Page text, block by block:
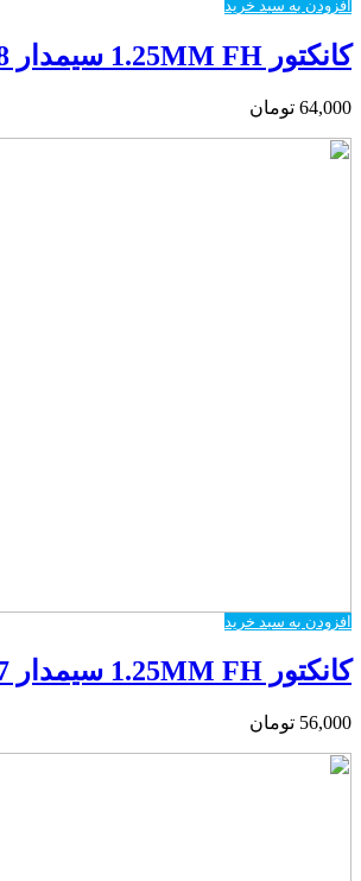
افزودن به سبد خرید
کانکتور 1.25MM FH سیمدار 8 پین
64,000 تومان
افزودن به سبد خرید
کانکتور 1.25MM FH سیمدار 7 پین
56,000 تومان